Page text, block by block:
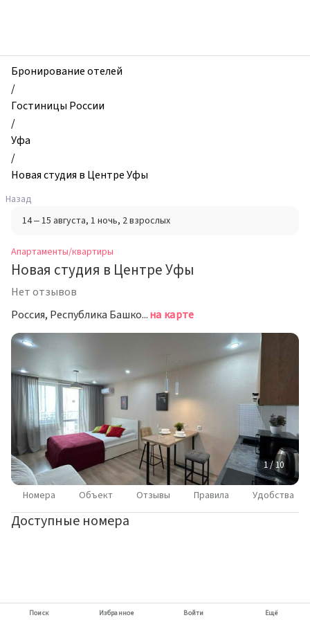
и
квартиры,
Новая
студия
в
Центре
Уфы,
Уфа,
Россия
Бронирование отелей
/
Гостиницы России
/
Уфа
/
Новая студия в Центре Уфы
Назад
14 – 15 августа, 1 ночь, 2 взрослых
Апартаменты/квартиры
Новая студия в Центре Уфы
Нет отзывов
Россия, Республика Башкортостан, Уфа, жилой комплекс Эдисонна карте
1 / 10
Номера Объект Отзывы Правила Удобства
Доступные номера
Поиск Избранное Войти Ещё